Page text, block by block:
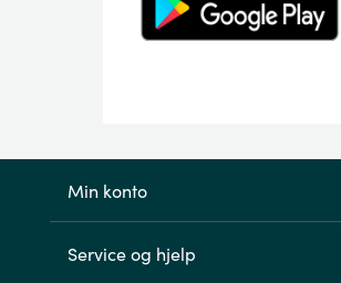
Min konto
Service og hjelp